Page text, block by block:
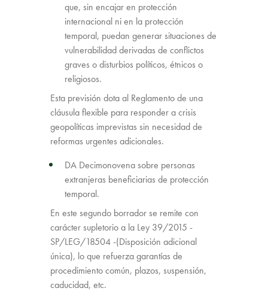
que, sin encajar en protección
internacional ni en la protección
temporal, puedan generar situaciones de
vulnerabilidad derivadas de conflictos
graves o disturbios políticos, étnicos o
religiosos.
Esta previsión dota al Reglamento de una
cláusula flexible para responder a crisis
geopolíticas imprevistas sin necesidad de
reformas urgentes adicionales.
DA Decimonovena sobre personas
extranjeras beneficiarias de protección
temporal.
En este segundo borrador se remite con
carácter supletorio a la Ley 39/2015 -
SP/LEG/18504 -(Disposición adicional
única), lo que refuerza garantías de
procedimiento común, plazos, suspensión,
caducidad, etc.